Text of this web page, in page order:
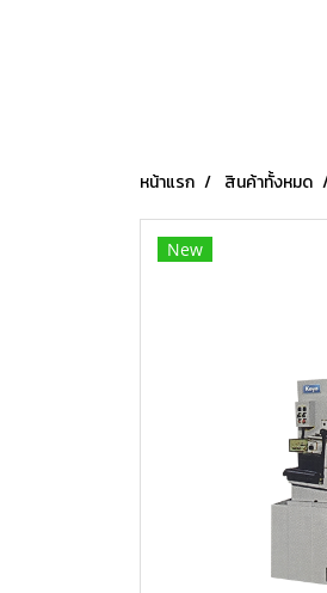
หน้าแรก สินค้าทั้งหมด
New